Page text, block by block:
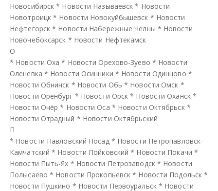
Новосибирск * Новости Называевск * Новости
Новотроицк * Новости Новокуйбышевск * Новости
Нефтегорск * Новости Набережные Челны * Новости
Новочебоксарск * Новости Нефтекамск
О
* Новости Оха * Новости Орехово-Зуево * Новости
Оленевка * Новости Осинники * Новости Одинцово *
Новости Обнинск * Новости Обь * Новости Омск *
Новости Оренбург * Новости Орск * Новости Оханск *
Новости Очёр * Новости Оса * Новости Октябрьск *
Новости Отрадный * Новости Октябрьский
П
* Новости Павловский Посад * Новости Петропавловск-
Камчатский * Новости Пойковский * Новости Покачи *
Новости Пыть-Ях * Новости Петрозаводск * Новости
Полысаево * Новости Прокопьевск * Новости Подольск *
Новости Пушкино * Новости Первоуральск * Новости